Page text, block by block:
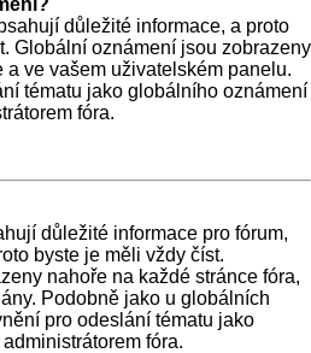
důležité informace, a proto
Globální oznámení jsou zobrazeny
a ve vašem uživatelském panelu.
tématu jako globálního oznámení
fóra.
důležité informace pro fórum,
byste je měli vždy číst.
nahoře na každé stránce fóra,
Podobně jako u globálních
pro odeslání tématu jako
fóra.